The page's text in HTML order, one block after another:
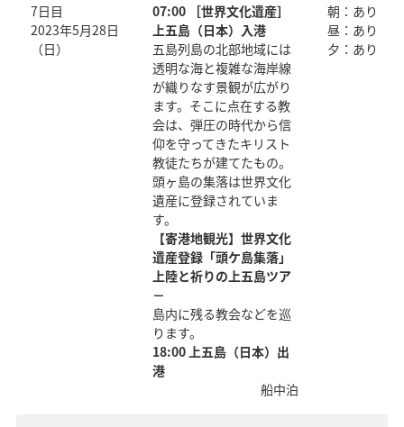
7日目
2023年5月28日
（日）
07:00 ［世界文化遺産］
上五島（日本）入港
五島列島の北部地域には
透明な海と複雑な海岸線
が織りなす景観が広がり
ます。そこに点在する教
会は、弾圧の時代から信
仰を守ってきたキリスト
教徒たちが建てたもの。
頭ヶ島の集落は世界文化
遺産に登録されていま
す。
【寄港地観光】世界文化
遺産登録「頭ケ島集落」
上陸と祈りの上五島ツア
－
島内に残る教会などを巡
ります。
18:00 上五島（日本）出
港
船中泊
朝：あり
昼：あり
夕：あり